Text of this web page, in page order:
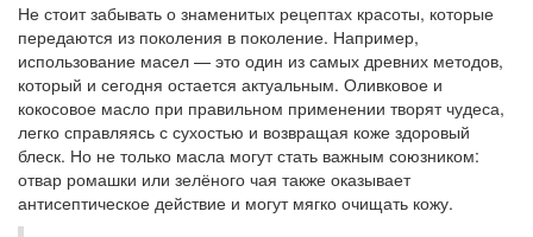
Не стоит забывать о знаменитых рецептах красоты, которые
передаются из поколения в поколение. Например,
использование масел — это один из самых древних методов,
который и сегодня остается актуальным. Оливковое и
кокосовое масло при правильном применении творят чудеса,
легко справляясь с сухостью и возвращая коже здоровый
блеск. Но не только масла могут стать важным союзником:
отвар ромашки или зелёного чая также оказывает
антисептическое действие и могут мягко очищать кожу.